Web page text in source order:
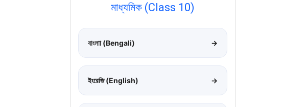
মাধ্যমিক (Class 10)
বাংলাা (Bengali) →
ইংরেজি (English) →